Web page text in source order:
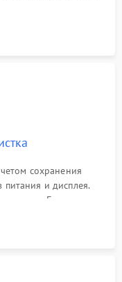
на экран,
системных
сохранения
и дисплея.
и пыли. Бережная